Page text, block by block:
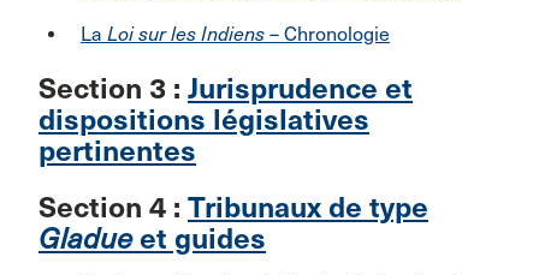
La Loi sur les Indiens – Chronologie
Section 3 : Jurisprudence et
dispositions législatives
pertinentes
Section 4 : Tribunaux de type
Gladueet guides